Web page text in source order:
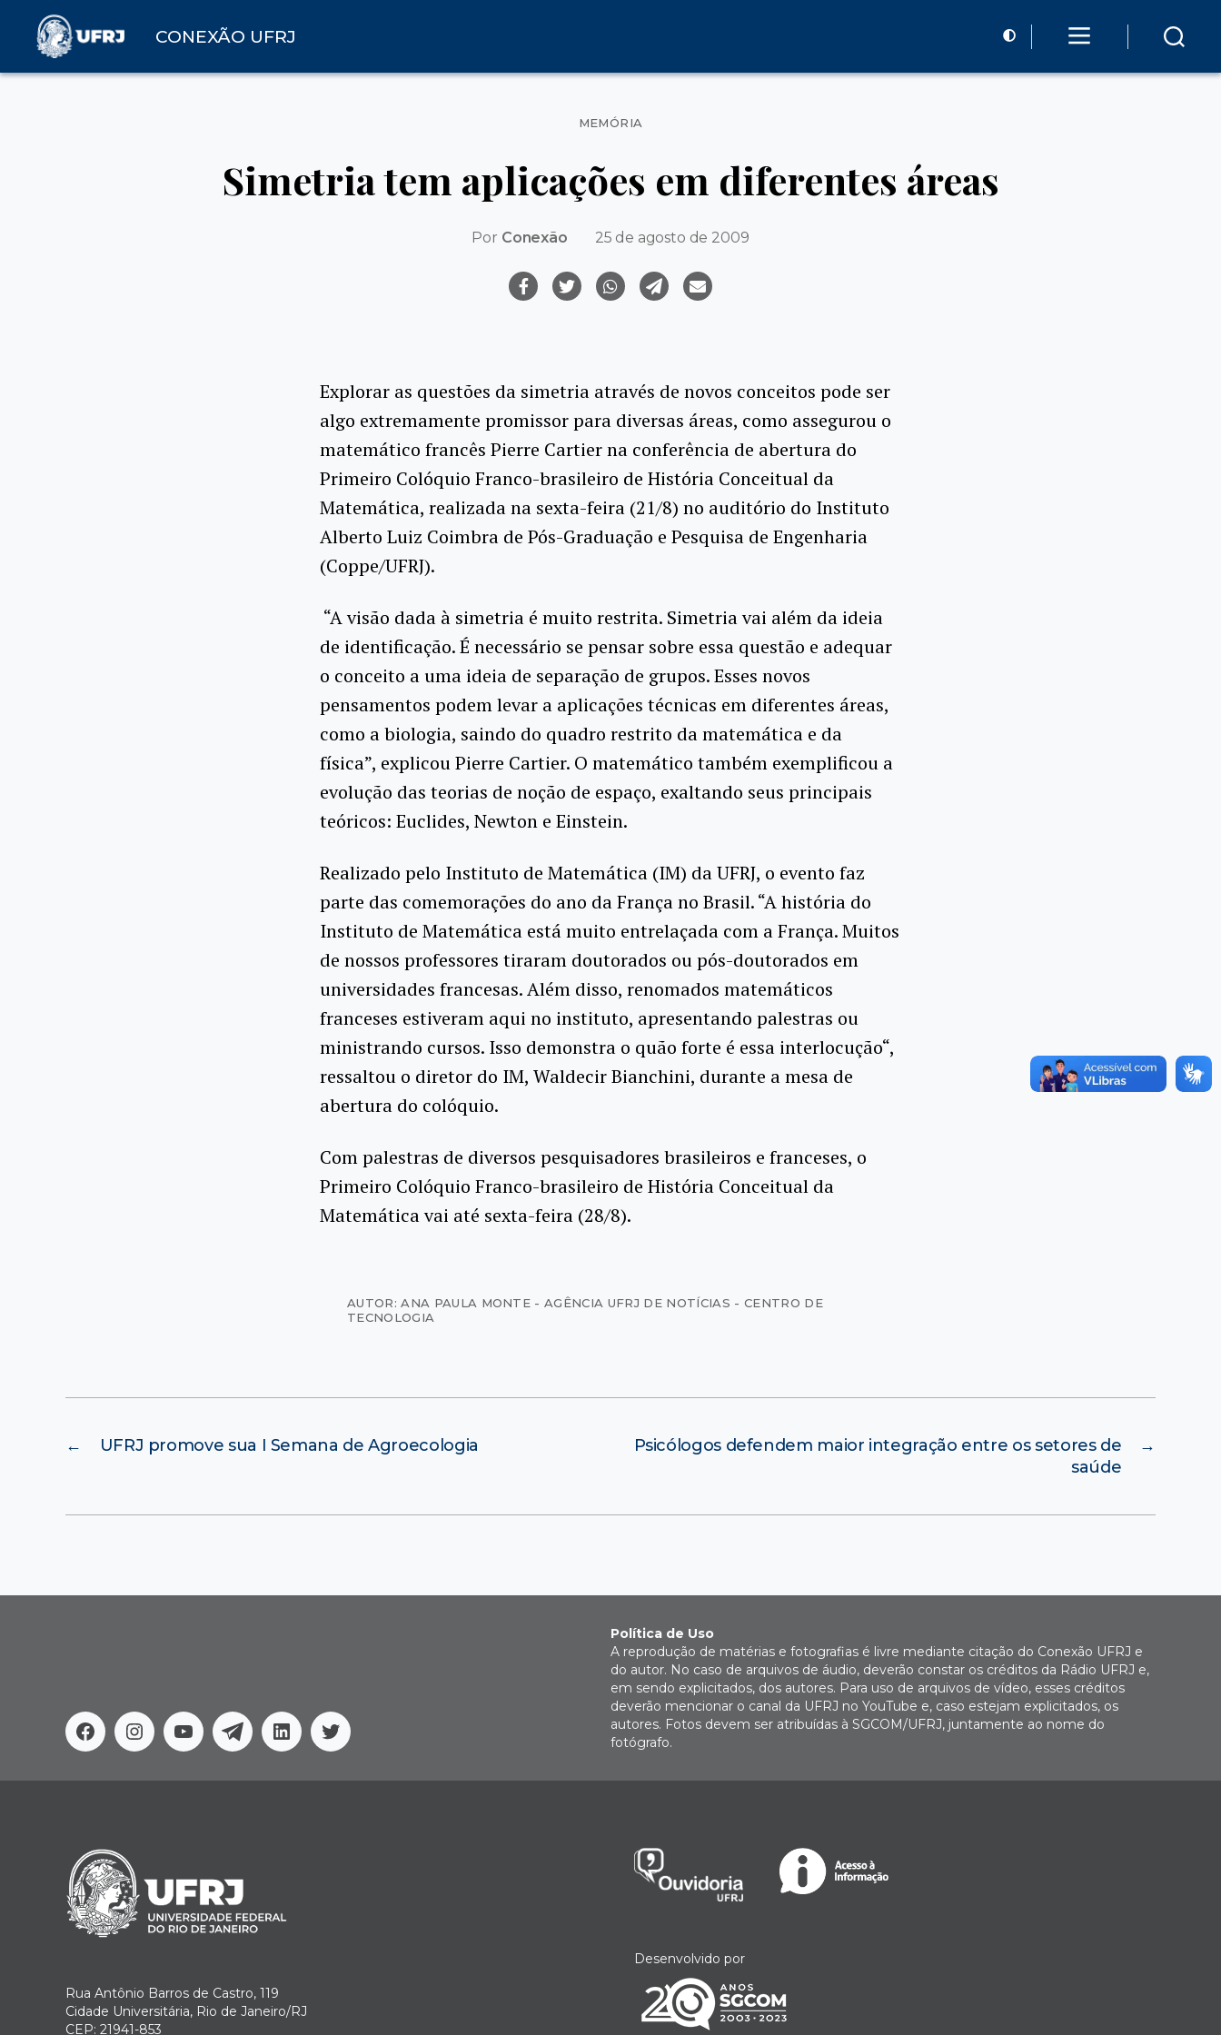
CONEXÃO UFRJ
Categorias
MEMÓRIA
Simetria tem aplicações em diferentes áreas
Por Conexão 25 de agosto de 2009
Explorar as questões da simetria através de novos conceitos pode ser
algo extremamente promissor para diversas áreas, como assegurou o
matemático francês Pierre Cartier na conferência de abertura do
Primeiro Colóquio Franco-brasileiro de História Conceitual da
Matemática, realizada na sexta-feira (21/8) no auditório do Instituto
Alberto Luiz Coimbra de Pós-Graduação e Pesquisa de Engenharia
(Coppe/UFRJ).
“A visão dada à simetria é muito restrita. Simetria vai além da ideia
de identificação. É necessário se pensar sobre essa questão e adequar
o conceito a uma ideia de separação de grupos. Esses novos
pensamentos podem levar a aplicações técnicas em diferentes áreas,
como a biologia, saindo do quadro restrito da matemática e da
física”, explicou Pierre Cartier. O matemático também exemplificou a
evolução das teorias de noção de espaço, exaltando seus principais
teóricos: Euclides, Newton e Einstein.
Realizado pelo Instituto de Matemática (IM) da UFRJ, o evento faz
parte das comemorações do ano da França no Brasil. “A história do
Instituto de Matemática está muito entrelaçada com a França. Muitos
de nossos professores tiraram doutorados ou pós-doutorados em
universidades francesas. Além disso, renomados matemáticos
franceses estiveram aqui no instituto, apresentando palestras ou
ministrando cursos. Isso demonstra o quão forte é essa interlocução“,
ressaltou o diretor do IM, Waldecir Bianchini, durante a mesa de
abertura do colóquio.
Com palestras de diversos pesquisadores brasileiros e franceses, o
Primeiro Colóquio Franco-brasileiro de História Conceitual da
Matemática vai até sexta-feira (28/8).
AUTOR: ANA PAULA MONTE - AGÊNCIA UFRJ DE NOTÍCIAS - CENTRO DE
TECNOLOGIA
← UFRJ promove sua I Semana de Agroecologia →
Psicólogos defendem maior integração entre os setores de
saúde
FacebookInstagram
YoutubeTelegramLinkedinTwitter
Política de Uso
A reprodução de matérias e fotografias é livre mediante citação do Conexão UFRJ e
do autor. No caso de arquivos de áudio, deverão constar os créditos da Rádio UFRJ e,
em sendo explicitados, dos autores. Para uso de arquivos de vídeo, esses créditos
deverão mencionar o canal da UFRJ no YouTube e, caso estejam explicitados, os
autores. Fotos devem ser atribuídas à SGCOM/UFRJ, juntamente ao nome do
fotógrafo.
Rua Antônio Barros de Castro, 119
Cidade Universitária, Rio de Janeiro/RJ
CEP: 21941-853
Desenvolvido por